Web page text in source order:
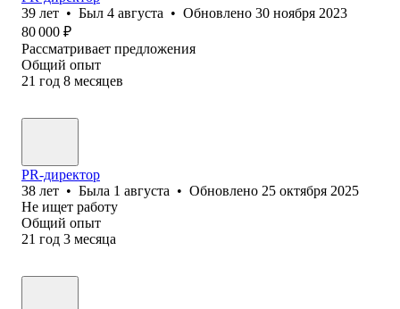
39 лет • Был 4 августа • Обновлено 30 ноября 2023
80 000 ₽
Рассматривает предложения
Общий опыт
21 год 8 месяцев
PR-директор
38 лет • Была 1 августа • Обновлено 25 октября 2025
Не ищет работу
Общий опыт
21 год 3 месяца